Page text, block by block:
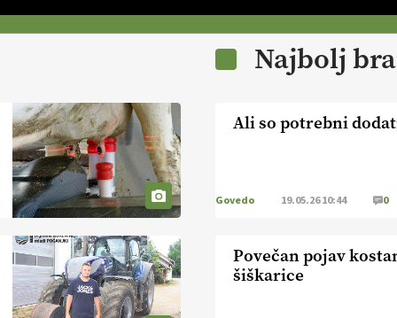
Najbolj
Ali so potrebni
Govedo 19.05.26 10:44 0
Povečan pojav
šiškarice